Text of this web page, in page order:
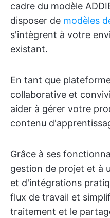
cadre du modèle
disposer de modèles
s'intègrent à votre
existant.
En tant que
collaborative et
aider à gérer votre
contenu
Grâce à ses
gestion de projet et à
et d'intégrations
flux de travail et
traitement et le